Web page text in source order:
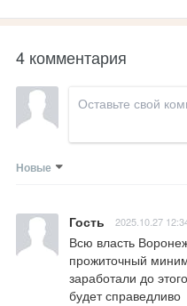
4 комментария
Новые
Гость 2025.10.27
Всю власть
прожиточный
заработали до
будет справедливо